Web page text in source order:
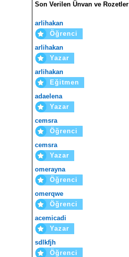
Son Verilen Ünvan ve Rozetler
arlihakan
Öğrenci
arlihakan
Yazar
arlihakan
Eğitmen
adaelena
Yazar
cemsra
Öğrenci
cemsra
Yazar
omerayna
Öğrenci
omerqwe
Öğrenci
acemicadi
Yazar
sdlkfjh
Öğrenci